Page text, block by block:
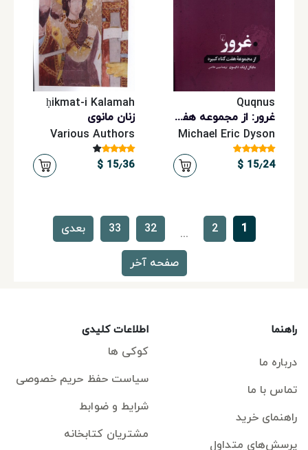
Quqnus
غرور: از‌ مجموعه‌ هفت‌ گناه‌ کبیره
Michael Eric Dyson
15٫24 $
ḥikmat-i Kalamah
زنان مانوی
Various Authors
15٫36 $
1
2
...
32
33 بعدی
صفحه آخر
راهنما
درباره ما
تماس با ما
راهنمای خرید
پرسش‌های متداول
اطلاعات کلیدی
کوکی ها
سیاست حفظ حریم خصوصی
شرایط و ضوابط
مشتریان کتابخانه